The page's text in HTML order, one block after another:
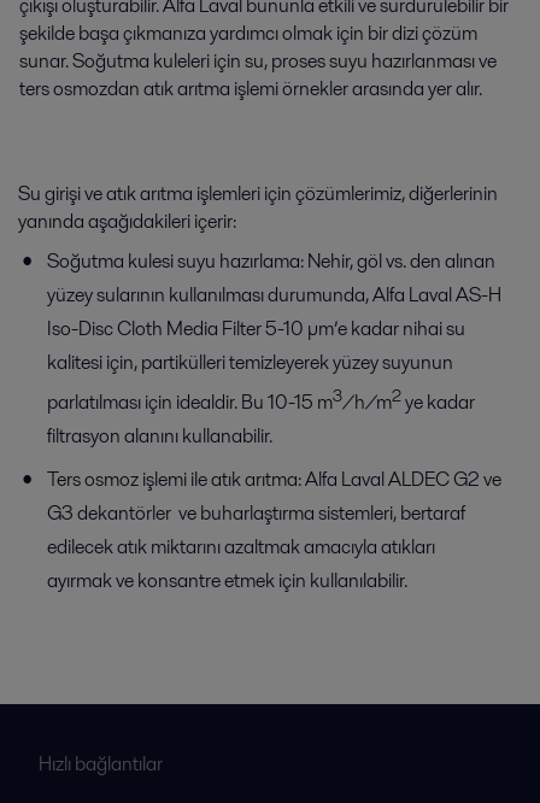
şekilde başa çıkmanıza yardımcı olmak için bir dizi çözüm
sunar. Soğutma kuleleri için su, proses suyu hazırlanması ve
ters osmozdan atık arıtma işlemi örnekler arasında yer alır.
Su girişi ve atık arıtma işlemleri için çözümlerimiz, diğerlerinin
yanında aşağıdakileri içerir:
Soğutma kulesi suyu hazırlama: Nehir, göl vs. den alınan
yüzey sularının kullanılması durumunda, Alfa Laval AS-H
Iso-Disc Cloth Media Filter 5-10 µm’e kadar nihai su
kalitesi için, partikülleri temizleyerek yüzey suyunun
parlatılması için idealdir. Bu 10-15 m3/h/m2ye kadar
filtrasyon alanını kullanabilir.
Ters osmoz işlemi ile atık arıtma: Alfa Laval ALDEC G2 ve
G3 dekantörler ve buharlaştırma sistemleri, bertaraf
edilecek atık miktarını azaltmak amacıyla atıkları
ayırmak ve konsantre etmek için kullanılabilir.
Hızlı bağlantılar